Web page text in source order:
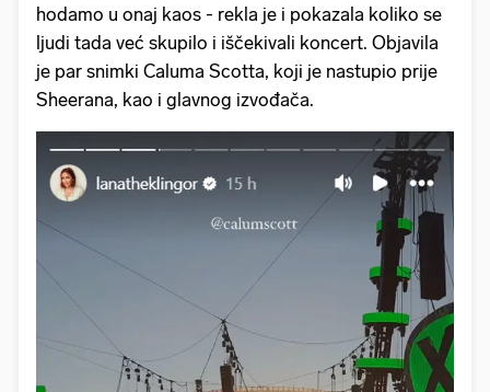
hodamo u onaj kaos - rekla je i pokazala koliko se
ljudi tada već skupilo i iščekivali koncert. Objavila
je par snimki Caluma Scotta, koji je nastupio prije
Sheerana, kao i glavnog izvođača.